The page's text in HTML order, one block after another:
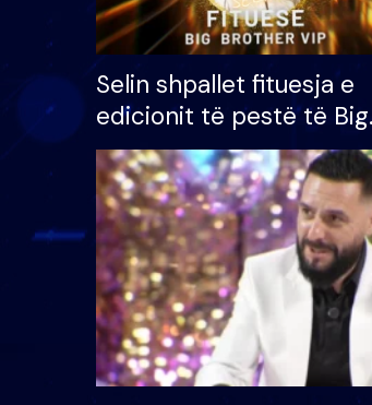
Selin shpallet fituesja e
edicionit të pestë të Big
Brother VIP, rrëmben
çmimin e madh prej 100
mijë eurosh